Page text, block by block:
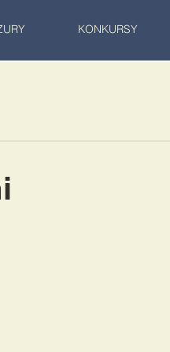
KONKURSY